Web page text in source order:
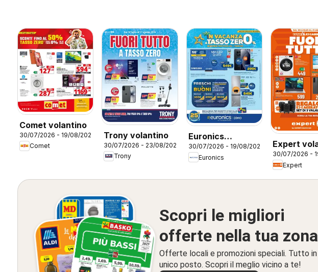
Comet volantino
30/07/2026 - 19/08/2026
Comet
Trony volantino
30/07/2026 - 23/08/2026
Trony
Euronics
volantino
30/07/2026 - 19/08/2026
Euronics
Expert
30/07/2026 -
Expert
Scopri le migliori
offerte nella tua zona
Offerte locali e promozioni speciali. Tutto in
unico posto. Scopri il meglio vicino a te!